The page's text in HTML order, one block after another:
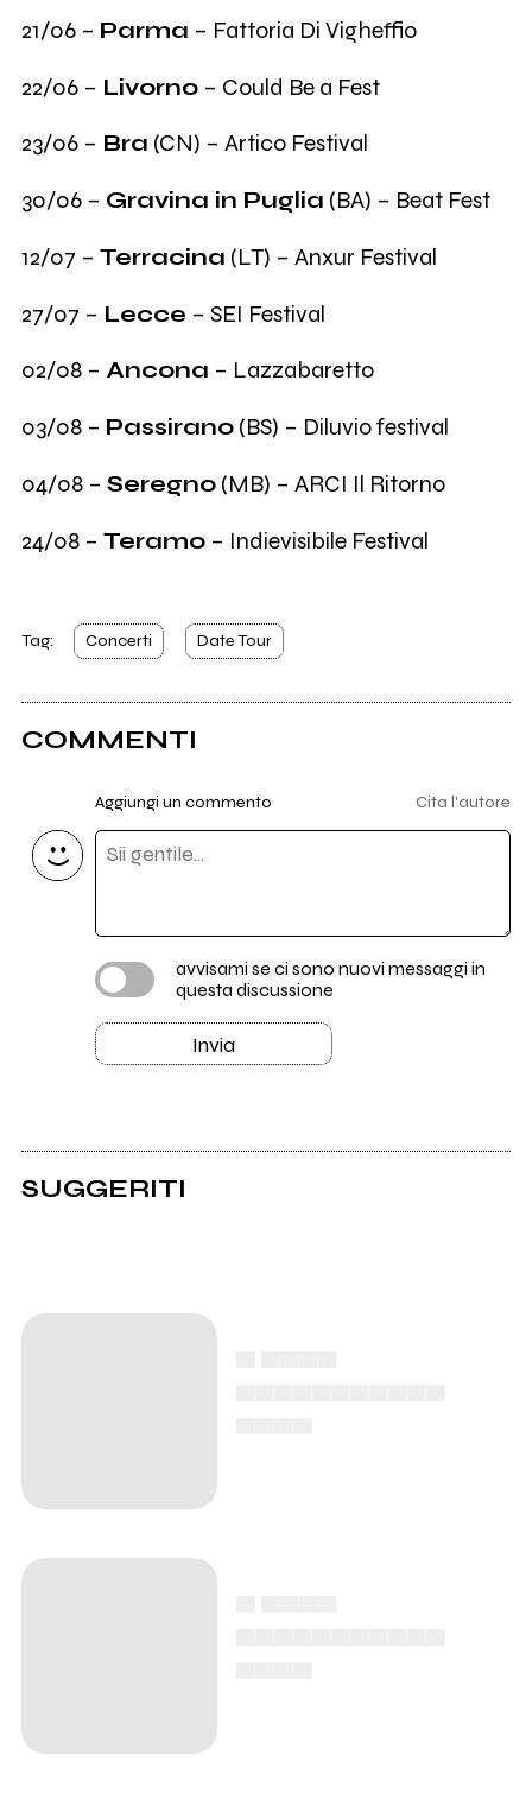
21/06 – Parma – Fattoria Di Vigheffio
22/06 – Livorno– Could Be a Fest
23/06 – Bra (CN) – Artico Festival
30/06 – Gravina in Puglia (BA) – Beat Fest
12/07 – Terracina (LT) – Anxur Festival
27/07 – Lecce – SEI Festival
02/08 – Ancona – Lazzabaretto
03/08 – Passirano(BS) – Diluvio festival
04/08 – Seregno(MB) – ARCI Il Ritorno
24/08 – Teramo– Indievisibile Festival
Tag: Concerti Date Tour
COMMENTI
Aggiungi un commento Cita l'autore
avvisami se ci sono nuovi messaggi in
questa discussione
Invia
SUGGERITI